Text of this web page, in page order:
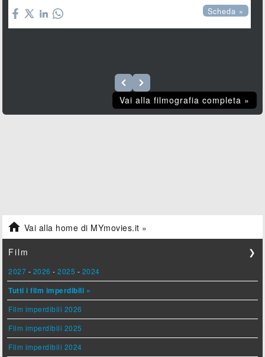
Scheda »
Vai alla filmografia completa »
 Vai alla home di MYmovies.it »
Film ❯
2027 - 2026 -2025 - 2024
Tutti i film imperdibili »
Film imperdibili 2026
Film imperdibili 2025
Film imperdibili 2024